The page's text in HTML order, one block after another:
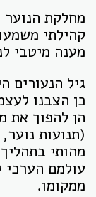
מחלקת הנוער
קהילתי
מענה מיטבי
גיל הנעורים
כן הצבנו
הן להפוך את
(תנועות
מהותי
עולמם
ממקומו.